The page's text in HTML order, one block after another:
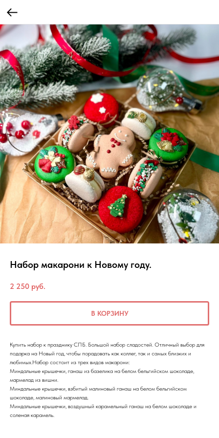
Набор макарони к Новому году.
2 250 руб.
В КОРЗИНУ
Купить набор к празднику СПБ. Большой набор сладостей. Отличный выбор для
подарка на Новый год, чтобы порадовать как коллег, так и самых близких и
любимых.Набор состоит из трех видов макарони:
Миндальные крышечки, ганаш из базелика на белом бельгийском шоколаде,
мармелад из вишни.
Миндальные крышечки, взбитый малиновый ганаш на белом бельгийском
шоколаде, малиновый мармелад.
Миндальные крышечки, воздушный карамельный ганаш на белом шоколаде и
соленая карамель.